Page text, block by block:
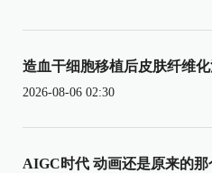
造血干细胞移植后皮肤纤维
2026-08-06 02:30
AIGC时代 动画还是原来的那